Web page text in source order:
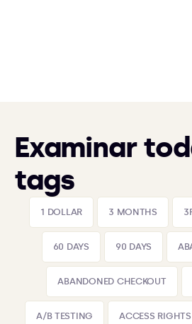
Examinar
tags
1 DOLLAR 3 MONTHS
60 DAYS 90 DAYS
ABANDONED CHECKOUT
A/B TESTING ACCESS RIGHTS